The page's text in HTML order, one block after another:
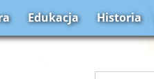
Edukacja Historia